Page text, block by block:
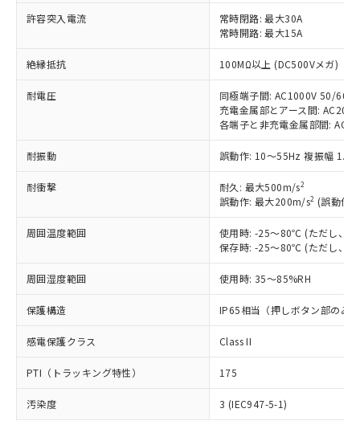
許容突入電流
常時閉路: 最大30A
常時開路: 最大15A
絶縁抵抗 100MΩ以上 (DC500Vメガ)
耐電圧
同極端子間: AC1000V 50/
充電金属部とアース間:
各端子と非充電金属部間:
耐振動 誤動作: 10～55Hz 複振幅
耐衝撃 耐久: 最大500m/s2
誤動作: 最大200m/s2 (誤動作
周囲温度範囲
使用時: -25～80℃ (ただし、氷
保存時: -25～80℃ (ただし、氷
周囲湿度範囲 使用時: 35～85%RH
保護構造 IP65相当（押しボタン部のみ）
感電保護クラス Class II
PTI（トラッキング特性） 175
汚染度 3 (IEC947-5-1)
以下の条件をお読みいただき、同意のうえ
本サービスは、当社制御機器事業取扱
(税抜)を提供させていただくもので
当社制御機器事業取扱商品の中には、
本サービスの対象外となる商品もある
ことをご了承ください。
在庫状況および標準価格照会結果は、
記載している更新日時点での社内デー
タに基づき作成されるものであり、閲
覧された時点での実際の在庫および標
準価格とは異なる場合があることをご
正式な納期状況および標準価格はお客
様のお取引先、またはお客様担当のオ
ムロン制御機器販売店・当社販売員に
ご相談ください。
オムロン制御機器販売店や当社販売拠
点は「販売ネットワーク
」をご確認
在庫状況および標準価格結果を当社の
事前の承諾なく第三者に漏洩または開
対応予定なし：EU RoHS指令（10物質）の
非含有に非対応の商品で、対応品を出す予
調査・確認中：EU RoHS指令（10物質）の
非含有の対応状況を調査中または確認中の
非該当品：ライセンス料など無形物で、有
害物質有無と関係のない商品です。
仕入先様の事情により、非含有部品として
いたものが、含有品と判明した場合などや
むを得ず変更することがあります。
鉛(Pb) 1000ppm以下、 水銀(Hg) 1000ppm以下、 カド
ミウム(Cd) 100ppm以下、
六価クロム(Cr(Ⅵ)) 1000ppm以下、ポリ臭化ビフェニル
類(PBB) 1000ppm以下、ポリ臭化ジフェニルエーテル類
(PBDE) 1000ppm以下、フタル酸ビス(2-エチルヘキシ
ル) (DEHP)(別名：DOP) 1000ppm以下、フタル酸ブチ
ルベンジル（BBP） 1000ppm以下、フタル酸ジブチル
（DBP） 1000ppm以下、フタル酸ジイソブチル
適用除外項目は除く。
フタル酸エステル類の４物質については閾値を超える意
図的な使用がないことを確認しています。
※2 対応予定月
「○」：最大均質材料含有率が中国RoHSの
基準値以下であることを示します。
「×」：最大均質材料含有率が中国RoHSの
基準値を超えていることを示します。
「－」：未確認です。当社販売部門へお問
*中国RoHS10物質の基準値 (GB/T26572)：
Pb(鉛) :1000ppm、 Hg(水銀) : 1000ppm、 Cd(カドミウ
Cr(Ⅵ)(六価クロム) : 1000ppm、 PBBs(ポリ臭化ビフェ
ニル類) : 1000ppm、 PBDEs(ポリ臭化ジフェニルエーテ
ル類) : 1000ppm、
イソブチル) : 1000ppm、 BBP(フタル酸ブチルベンジ
DEHP(フタル酸ビス(2-エチルヘキシル)) : 1000ppm
※2 環境保護使用期限
「ｅ」：有害物質（10物質）のすべてが基
当社は、これら貴社製品のうち、外国
為替および外国貿易法に定める商品
（以下｢規制貨物等」という）を輸出
または国外への提供する場合は、日本
国政府の輸出許可(または役務取引許
可)を取得するなどの必要な手続きを
当社は規制貨物を破棄する場合は、完
いよう必要な手段を講じます。
当社は貴社製品を、核兵器、ミサイ
ル、化学兵器、生物兵器またはその他
武器並びにこれらの製造装置等に一切
当社は、貴社製品を第三者に販売する
場合は、上記1、2および3の内容を当
号
○ 一定数以上の在庫あり
一定数には満たないが在庫あり
在庫なし(最新の在庫状況につ
いては、お客様のお取引先、ま
たはお客様担当のオムロン制御
機器販売店・当社販売員にご確
認ください)